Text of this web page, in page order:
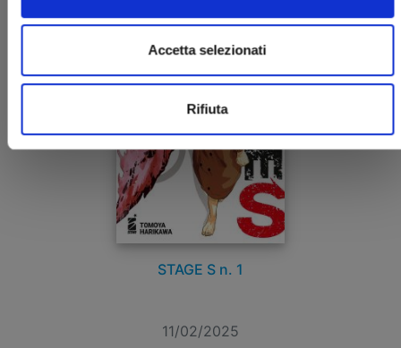
Accetta selezionati
Rifiuta
STAGE S n. 1
11/02/2025